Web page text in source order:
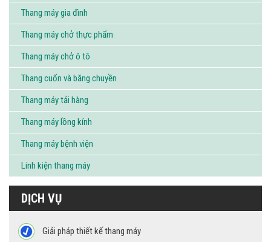
Thang máy gia đình
Thang máy chở thực phẩm
Thang máy chở ô tô
Thang cuốn và băng chuyền
Thang máy tải hàng
Thang máy lồng kính
Thang máy bệnh viện
Linh kiện thang máy
DỊCH VỤ
Giải pháp thiết kế thang máy